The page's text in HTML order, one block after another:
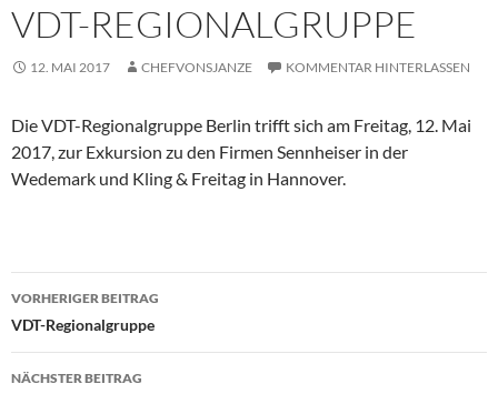
VDT-REGIONALGRUPPE
12. MAI 2017 CHEFVONSJANZE KOMMENTAR HINTERLASSEN
Die VDT-Regionalgruppe Berlin trifft sich am Freitag, 12. Mai
2017, zur Exkursion zu den Firmen Sennheiser in der
Wedemark und Kling & Freitag in Hannover.
Beitragsnavigation
VORHERIGER BEITRAG
VDT-Regionalgruppe
NÄCHSTER BEITRAG